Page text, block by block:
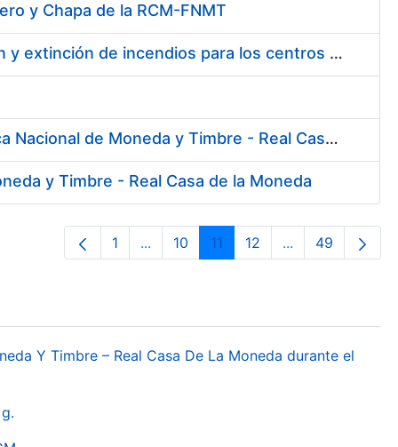
y Chapa de la RCM-FNMT
Contratación de servicios de especialistas técnicos en prevención y extinción de incendios para los centros de Madrid y Burgos de la FNMT-RCM
Contratación de diversas Pólizas de Aseguramiento para la Fábrica Nacional de Moneda y Timbre - Real Casa de la Moneda
y Timbre - Real Casa de la Moneda
Pàgina
1 ...Pàgines intermèdies Utilitzeu TAB
Pàgina
10 Pàgina
11 Pàgina
12 ...PàginesPàgina
49
Y Timbre – Real Casa De La Moneda durante el